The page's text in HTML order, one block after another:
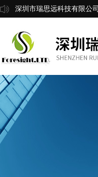
深圳市瑞思远科技有限公司